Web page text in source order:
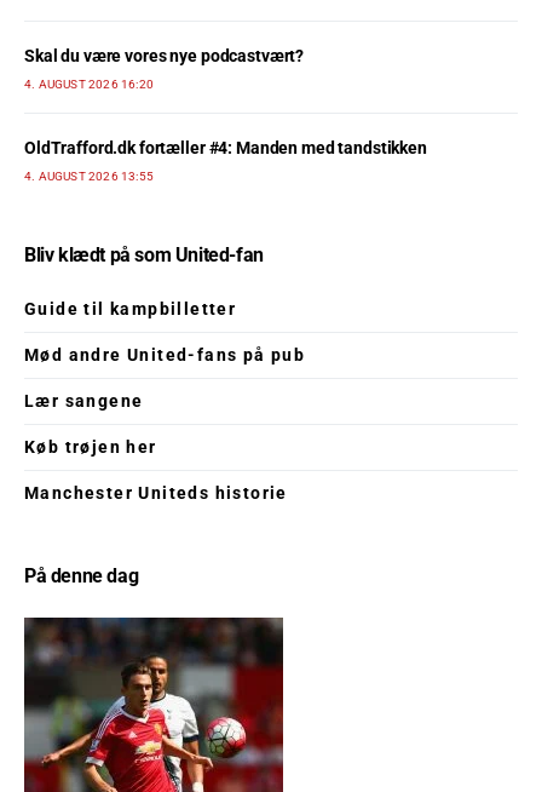
Skal du være vores nye podcastvært?
4. AUGUST 2026 16:20
OldTrafford.dk fortæller #4: Manden med tandstikken
4. AUGUST 2026 13:55
Bliv klædt på som United-fan
Guide til kampbilletter
Mød andre United-fans på pub
Lær sangene
Køb trøjen her
Manchester Uniteds historie
På denne dag